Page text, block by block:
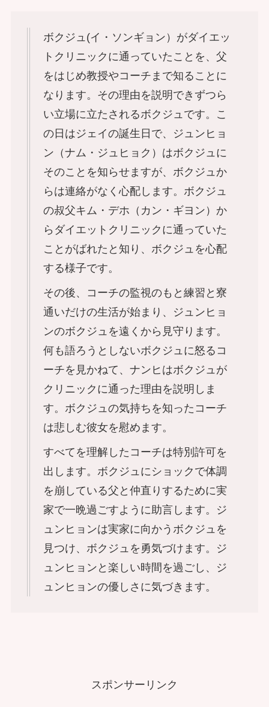
ボクジュ(イ・ソンギョン）がダイエッ
トクリニックに通っていたことを、父
をはじめ教授やコーチまで知ることに
なります。その理由を説明できずつら
い立場に立たされるボクジュです。こ
の日はジェイの誕生日で、ジュンヒョ
ン（ナム・ジュヒョク）はボクジュに
そのことを知らせますが、ボクジュか
らは連絡がなく心配します。ボクジュ
の叔父キム・デホ（カン・ギヨン）か
らダイエットクリニックに通っていた
ことがばれたと知り、ボクジュを心配
する様子です。
その後、コーチの監視のもと練習と寮
通いだけの生活が始まり、ジュンヒョ
ンのボクジュを遠くから見守ります。
何も語ろうとしないボクジュに怒るコ
ーチを見かねて、ナンヒはボクジュが
クリニックに通った理由を説明しま
す。ボクジュの気持ちを知ったコーチ
は悲しむ彼女を慰めます。
すべてを理解したコーチは特別許可を
出します。ボクジュにショックで体調
を崩している父と仲直りするために実
家で一晩過ごすように助言します。ジ
ュンヒョンは実家に向かうボクジュを
見つけ、ボクジュを勇気づけます。ジ
ュンヒョンと楽しい時間を過ごし、ジ
ュンヒョンの優しさに気づきます。
スポンサーリンク